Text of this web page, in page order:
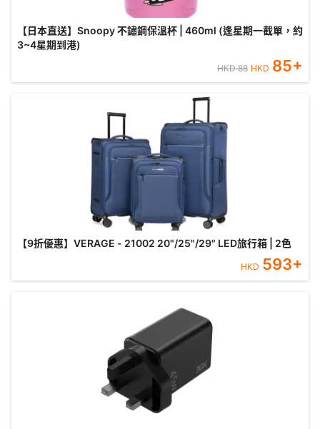
【日本直送】Snoopy 不鏽鋼保溫杯 | 460ml (逢星期一截單，約
3~4星期到港)
HKD88 HKD 85+
【9折優惠】VERAGE - 21002 20"/25"/29" LED旅行箱 | 2色
HKD 593+